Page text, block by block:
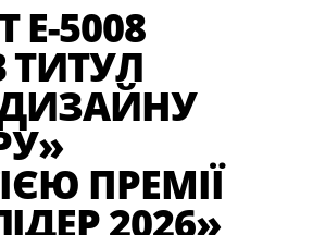
E-5008
ТИТУЛ
ДИЗАЙНУ
ПРЕМІЇ
2026»